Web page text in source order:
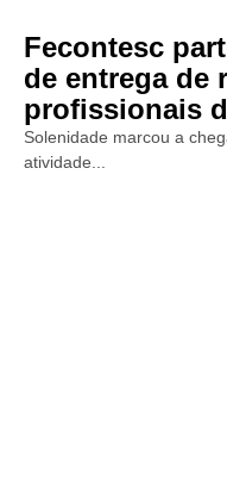
Fecontesc
de entrega de
profissionais
Solenidade marcou a
atividade...